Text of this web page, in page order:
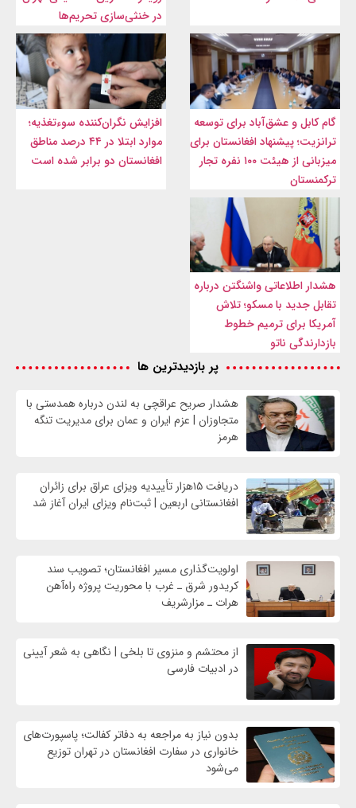
در خنثی‌سازی تحریم‌ها
گام کابل و عشق‌آباد برای توسعه
ترانزیت؛ پیشنهاد افغانستان برای
میزبانی از هیئت ۱۰۰ نفره تجار
ترکمنستان
افزایش نگران‌کننده سوءتغذیه؛
موارد ابتلا در ۴۴ درصد مناطق
افغانستان دو برابر شده است
هشدار اطلاعاتی واشنگتن درباره
تقابل جدید با مسکو؛ تلاش
آمریکا برای ترمیم خطوط
بازدارندگی ناتو
پر بازدیدترین ها
هشدار صریح عراقچی به لندن درباره همدستی با
متجاوزان | عزم ایران و عمان برای مدیریت تنگه
هرمز
دریافت ۱۵هزار تأییدیه ویزای عراق برای زائران
افغانستانی اربعین | ثبت‌نام ویزای ایران آغاز شد
اولویت‌گذاری مسیر افغانستان؛ تصویب سند
کریدور شرق ـ غرب با محوریت پروژه راه‌آهن
هرات ـ مزارشریف
از محتشم و منزوی تا بلخی | نگاهی به شعر آیینی
در ادبیات فارسی
بدون نیاز به مراجعه به دفاتر کفالت؛ پاسپورت‌های
خانواری در سفارت افغانستان در تهران توزیع
می‌شود